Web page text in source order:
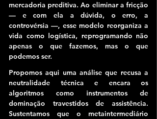
mercadoria preditiva. Ao eliminar a fricção
— e com ela a dúvida, o erro, a
controvérsia —, esse modelo reorganiza a
vida como logística, reprogramando não
apenas o que fazemos, mas o que
podemos ser.
Propomos aqui uma análise que recusa a
neutralidade técnica e encara os
algoritmos como instrumentos de
dominação travestidos de assistência.
Sustentamos que o metaintermediário